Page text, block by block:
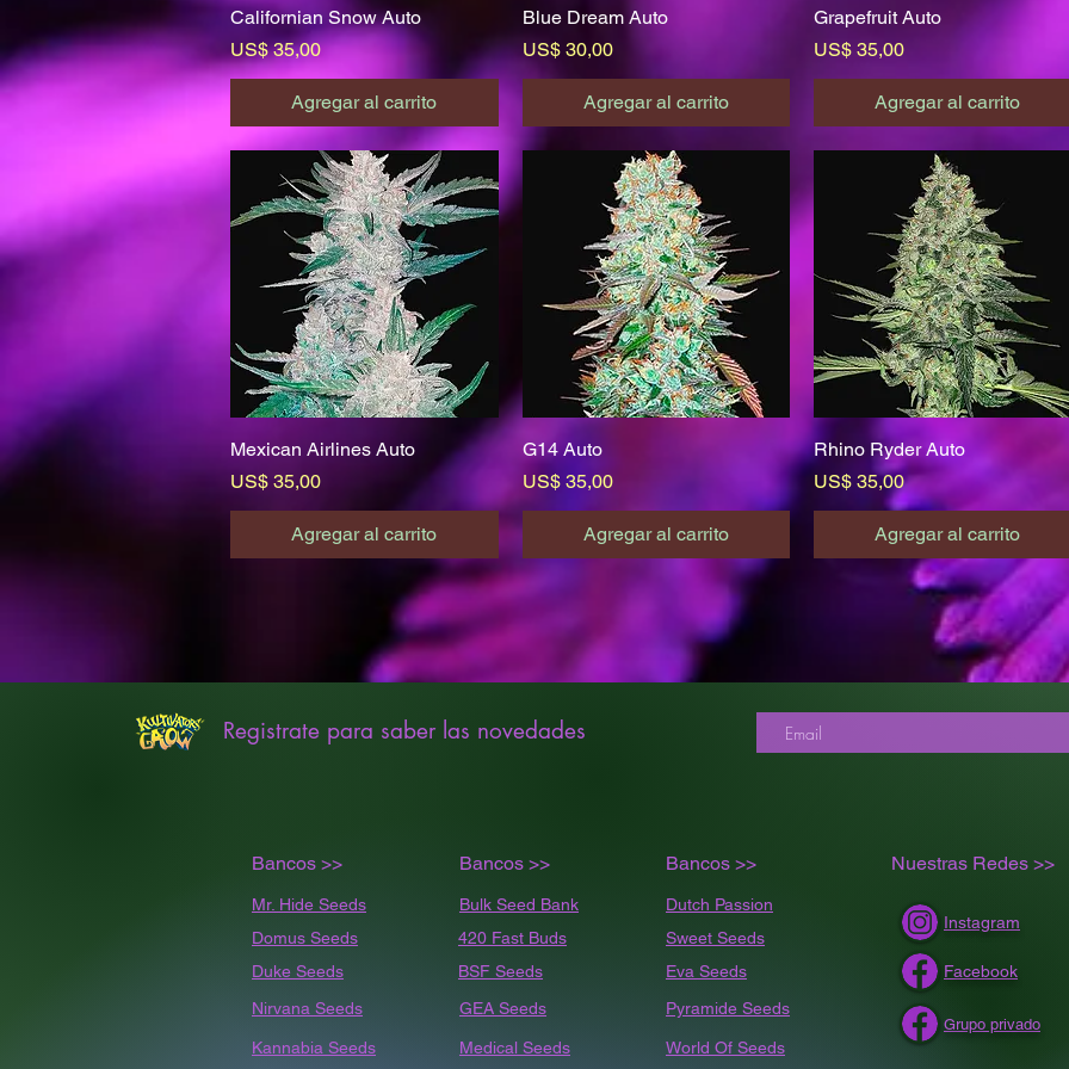
Vista rápida
Californian Snow Auto
Precio
US$ 35,00
Agregar al carrito
Vista rápida
Blue Dream Auto
Precio
US$ 30,00
Agregar al carrito
Vista rápida
Grapefruit Auto
Precio
US$ 35,00
Agregar al carrito
Vista rápida
Mexican Airlines Auto
Precio
US$ 35,00
Agregar al carrito
G14 Auto
Precio
US$ 35,00
Agregar al carrito
Vista rápida
Rhino Ryder Auto
Precio
US$ 35,00
Agregar al carrito
Registrate para saber las novedades
Bancos >> Bancos >> Bancos >> Nuestras Redes >>
Mr. Hide Seeds
Domus Seeds
Duke Seeds
Nirvana Seeds
Kannabia Seeds
Bulk Seed Bank
420 Fast Buds
BSF Seeds
GEA Seeds
Medical Seeds
Dutch Passion
Sweet Seeds
Eva Seeds
Pyramide Seeds
World Of Seeds
Instagram
Facebook
Grupo privado